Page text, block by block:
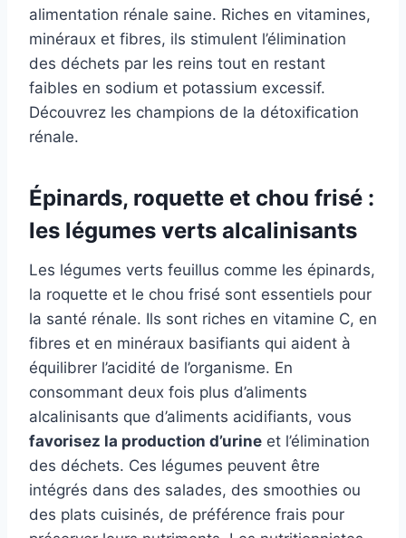
alimentation rénale saine. Riches en vitamines,
minéraux et fibres, ils stimulent l’élimination
des déchets par les reins tout en restant
faibles en sodium et potassium excessif.
Découvrez les champions de la détoxification
rénale.
Épinards, roquette et chou frisé :
les légumes verts alcalinisants
Les légumes verts feuillus comme les épinards,
la roquette et le chou frisé sont essentiels pour
la santé rénale. Ils sont riches en vitamine C, en
fibres et en minéraux basifiants qui aident à
équilibrer l’acidité de l’organisme. En
consommant deux fois plus d’aliments
alcalinisants que d’aliments acidifiants, vous
favorisez la production d’urine et l’élimination
des déchets. Ces légumes peuvent être
intégrés dans des salades, des smoothies ou
des plats cuisinés, de préférence frais pour